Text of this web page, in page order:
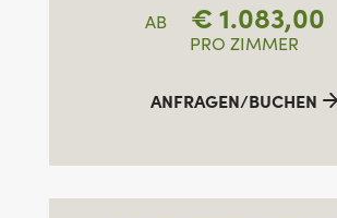
AB €1.083,00
PRO ZIMMER
ANFRAGEN/BUCHEN